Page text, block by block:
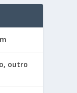
outro